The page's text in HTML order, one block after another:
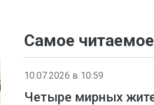
Самое читаемое
10.07.2026 в 10:59
Четыре мирных